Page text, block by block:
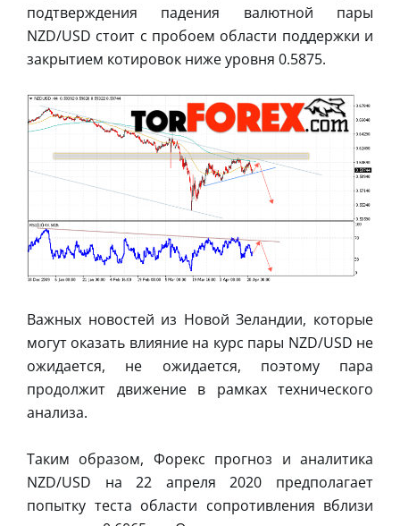
подтверждения падения валютной пары
NZD/USD стоит с пробоем области поддержки и
закрытием котировок ниже уровня 0.5875.
Важных новостей из Новой Зеландии, которые
могут оказать влияние на курс пары NZD/USD не
ожидается, не ожидается, поэтому пара
продолжит движение в рамках технического
анализа.
Таким образом, Форекс прогноз и аналитика
NZD/USD на 22 апреля 2020 предполагает
попытку теста области сопротивления вблизи